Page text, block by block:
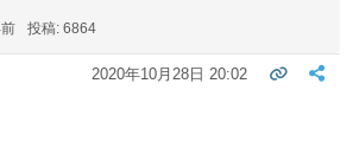
投稿: 6864
2020年10月28日 20:02